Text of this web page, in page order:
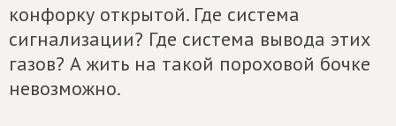
конфорку открытой. Где система
сигнализации? Где система вывода этих
газов? А жить на такой пороховой бочке
невозможно.